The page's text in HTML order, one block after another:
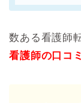
数ある看護師
看護師の口コ